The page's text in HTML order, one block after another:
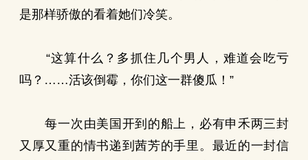
是那样骄傲的看着她们冷笑。
“这算什么？多抓住几个男人，难道会吃亏
吗？……活该倒霉，你们这一群傻瓜！”
每一次由美国开到的船上，必有申禾两三封
又厚又重的情书递到茜芳的手里。最近的一封信